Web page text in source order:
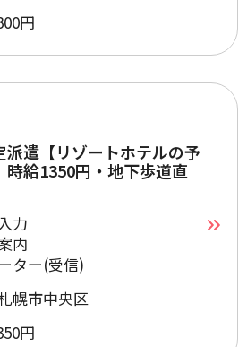
円
派遣【リゾートホテルの予
給1350円・地下歩道直
力
内
ター(受信)
幌市中央区
円